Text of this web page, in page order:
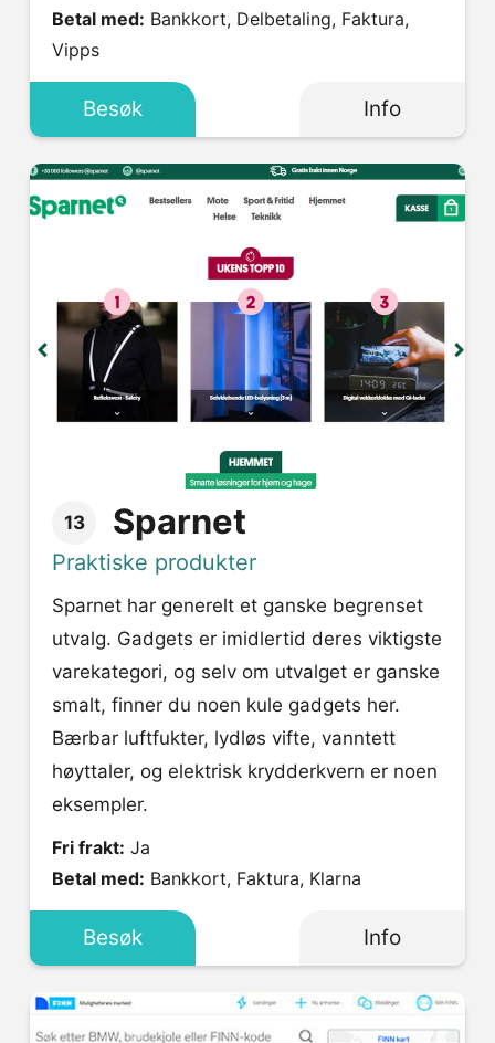
Betal med:
Vipps
Besøk Info
13 Sparnet
Praktiske produkter
Sparnet har generelt et ganske begrenset
utvalg. Gadgets er imidlertid deres viktigste
varekategori, og selv om utvalget er ganske
smalt, finner du noen kule gadgets her.
Bærbar luftfukter, lydløs vifte, vanntett
høyttaler, og elektrisk krydderkvern er noen
eksempler.
Fri frakt: Ja
Betal med: Bankkort, Faktura, Klarna
Besøk Info